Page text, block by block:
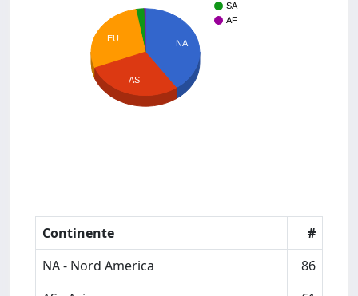
SA
AF
NA
EU
AS
Continente
#
NA - Nord America
86